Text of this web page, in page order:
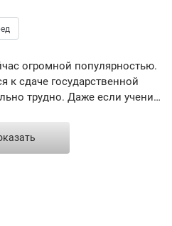
огромной популярностью.
к сдаче государственной
трудно. Даже если ученик
аттестации имеет много
эффективно и быстро
к
так как процесс
Наш портал поможет